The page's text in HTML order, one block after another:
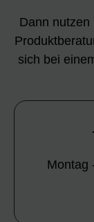
Dann nutzen
sich bei
Montag